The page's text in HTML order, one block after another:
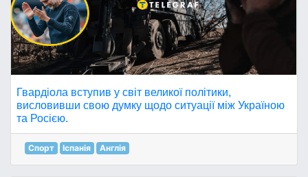
Гвардіола вступив у світ великої політики,
висловивши свою думку щодо ситуації між Україною
та Росією.
Спорт Іспанія Англія